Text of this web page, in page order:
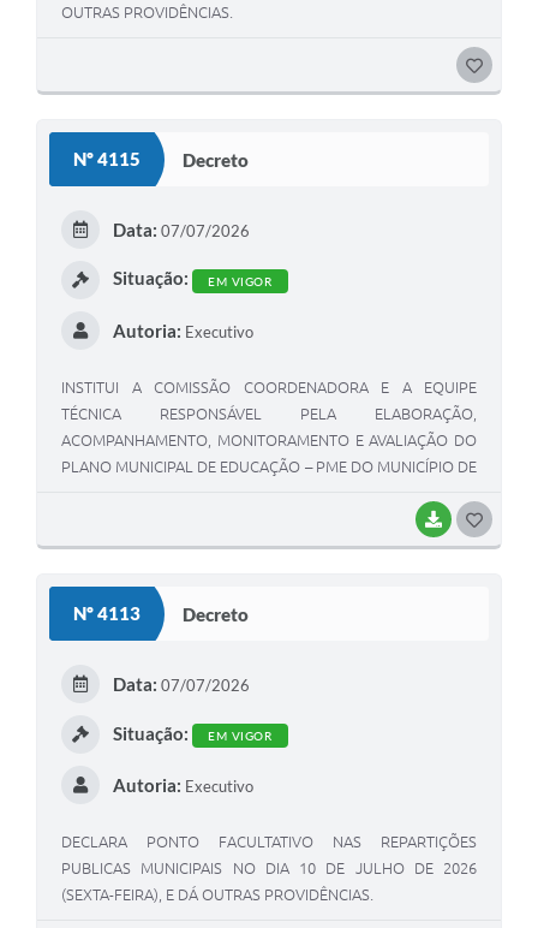
OUTRAS PROVIDÊNCIAS.
Nº 4115 Decreto
BAIXAR
Data: 07/07/2026
Situação: EM VIGOR
Autoria: Executivo
INSTITUI A COMISSÃO COORDENADORA E A EQUIPE
TÉCNICA RESPONSÁVEL PELA ELABORAÇÃO,
ACOMPANHAMENTO, MONITORAMENTO E AVALIAÇÃO DO
PLANO MUNICIPAL DE EDUCAÇÃO – PME DO MUNICÍPIO DE
Nº 4113 Decreto
Data: 07/07/2026
Situação: EM VIGOR
Autoria: Executivo
DECLARA PONTO FACULTATIVO NAS REPARTIÇÕES
PUBLICAS MUNICIPAIS NO DIA 10 DE JULHO DE 2026
(SEXTA-FEIRA), E DÁ OUTRAS PROVIDÊNCIAS.